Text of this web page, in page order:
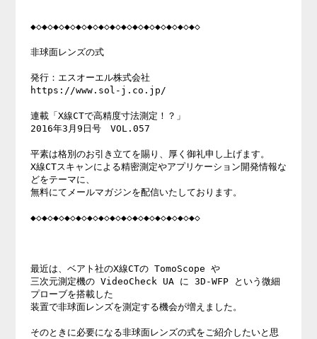
◆◇◆◇◆◇◆◇◆◇◆◇◆◇◆◇◆◇◆◇◆◇◆◇◆◇◆◇◆◇
非球面レンズの式
発行：エスオーエル株式会社
https://www.sol-j.co.jp/
連載「X線CTで高精度寸法測定！？」
2016年3月9日号　VOL.057
平素は格別のお引き立てを賜り、厚く御礼申し上げます。
X線CTスキャンによる精密測定やアプリケーション開発情報な
どをテーマに、
無料にてメールマガジンを配信いたしております。
◆◇◆◇◆◇◆◇◆◇◆◇◆◇◆◇◆◇◆◇◆◇◆◇◆◇◆◇◆◇
最近は、ベアト社のX線CTの TomoScope や
三次元測定機の VideoCheck UA に 3D-WFP という微細
プローブを搭載した
装置で非球面レンズを測定する機会が増えました。
そのときに必要になる非球面レンズの式をご紹介したいと思